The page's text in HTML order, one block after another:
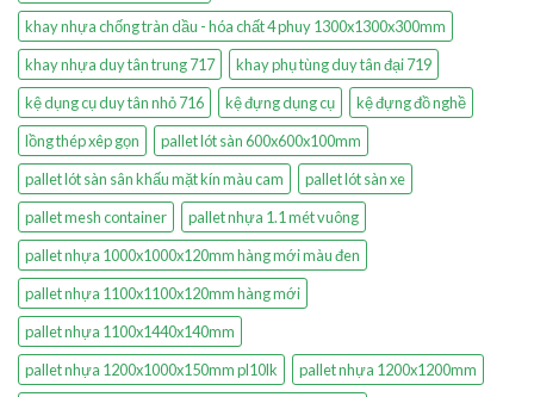
khay nhựa chống tràn dầu - hóa chất 4 phuy 1300x1300x300mm
khay nhựa duy tân trung 717
khay phụ tùng duy tân đại 719
kệ dụng cụ duy tân nhỏ 716
kệ đựng dụng cụ
kệ đựng đồ nghề
lồng thép xêp gọn
pallet lót sàn 600x600x100mm
pallet lót sàn sân khấu mặt kín màu cam
pallet lót sàn xe
pallet mesh container
pallet nhựa 1.1 mét vuông
pallet nhựa 1000x1000x120mm hàng mới màu đen
pallet nhựa 1100x1100x120mm hàng mới
pallet nhựa 1100x1440x140mm
pallet nhựa 1200x1000x150mm pl10lk
pallet nhựa 1200x1200mm